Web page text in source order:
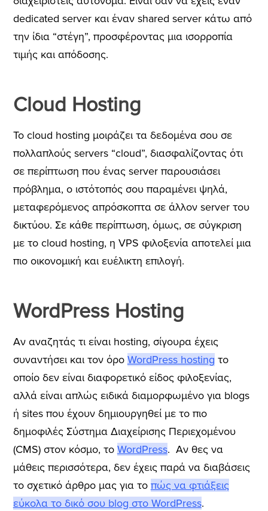
dedicated server και έναν shared server κάτω από
την ίδια “στέγη”, προσφέροντας μια ισορροπία
τιμής και απόδοσης.
Cloud Hosting
Το cloud hosting μοιράζει τα δεδομένα σου σε
πολλαπλούς servers “cloud”, διασφαλίζοντας ότι
σε περίπτωση που ένας server παρουσιάσει
πρόβλημα, ο ιστότοπός σου παραμένει ψηλά,
μεταφερόμενος απρόσκοπτα σε άλλον server του
δικτύου. Σε κάθε περίπτωση, όμως, σε σύγκριση
με το cloud hosting, η VPS φιλοξενία αποτελεί μια
πιο οικονομική και ευέλικτη επιλογή.
WordPress Hosting
Αν αναζητάς τι είναι hosting, σίγουρα έχεις
συναντήσει και τον όρο WordPress hosting το
οποίο δεν είναι διαφορετικό είδος φιλοξενίας,
αλλά είναι απλώς ειδικά διαμορφωμένο για blogs
ή sites που έχουν δημιουργηθεί με το πιο
δημοφιλές Σύστημα Διαχείρισης Περιεχομένου
(CMS) στον κόσμο, το WordPress. Αν θες να
μάθεις περισσότερα, δεν έχεις παρά να διαβάσεις
το σχετικό άρθρο μας για το πώς να φτιάξεις
εύκολα το δικό σου blog στο WordPress.